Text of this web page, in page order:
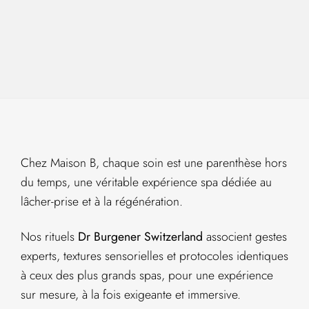
Chez Maison B, chaque soin est une parenthèse hors
du temps, une véritable expérience spa dédiée au
lâcher-prise et à la régénération.
Nos rituels Dr Burgener Switzerland associent gestes
experts, textures sensorielles et protocoles identiques
à ceux des plus grands spas, pour une expérience
sur mesure, à la fois exigeante et immersive.